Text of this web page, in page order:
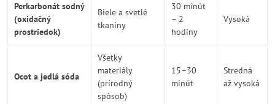
Perkarbonát sodný
(oxidačný
prostriedok)
Biele a svetlé
tkaniny
30 minút
– 2
hodiny
Vysoká
Ocot a jedlá sóda
Všetky
materiály
(prírodný
spôsob)
15–30
minút
Stredná
až vysoká